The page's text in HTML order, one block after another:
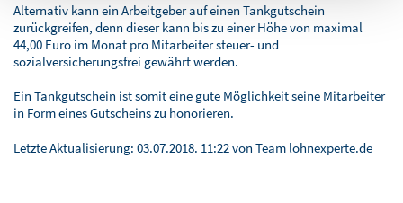
Alternativ kann ein Arbeitgeber auf einen Tankgutschein
zurückgreifen, denn dieser kann bis zu einer Höhe von maximal
44,00 Euro im Monat pro Mitarbeiter steuer- und
sozialversicherungsfrei gewährt werden.
Ein Tankgutschein ist somit eine gute Möglichkeit seine Mitarbeiter
in Form eines Gutscheins zu honorieren.
Letzte Aktualisierung: 03.07.2018. 11:22von Team lohnexperte.de